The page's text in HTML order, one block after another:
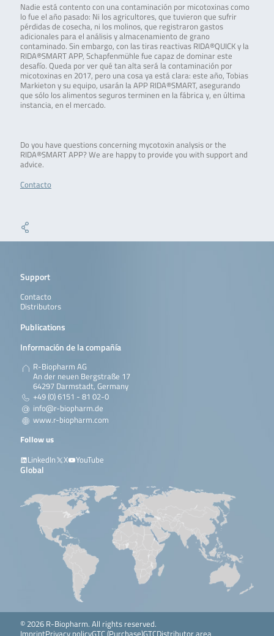
Nadie está contento con una contaminación por micotoxinas como
lo fue el año pasado: Ni los agricultores, que tuvieron que sufrir
pérdidas de cosecha, ni los molinos, que registraron gastos
adicionales para el análisis y almacenamiento de grano
contaminado. Sin embargo, con las tiras reactivas RIDA®QUICK y la
RIDA®SMART APP, Schapfenmühle fue capaz de dominar este
desafío. Queda por ver qué tan alta será la contaminación por
micotoxinas en 2017, pero una cosa ya está clara: este año, Tobias
Markieton y su equipo, usarán la APP RIDA®SMART, asegurando
que sólo los alimentos seguros terminen en la fábrica y, en última
instancia, en el mercado.
Do you have questions concerning mycotoxin analysis or the
RIDA®SMART APP? We are happy to provide you with support and
advice.
Contacto
Support
Contacto
Distributors
Publications
Información de la compañía
R-Biopharm AG
An der neuen Bergstraße 17
64297 Darmstadt, Germany
+49 (0) 6151 - 81 02-0
info@r-biopharm.de
www.r-biopharm.com
Follow us
LinkedIn
X YouTube
Global
© 2026 R-Biopharm. All rights reserved.